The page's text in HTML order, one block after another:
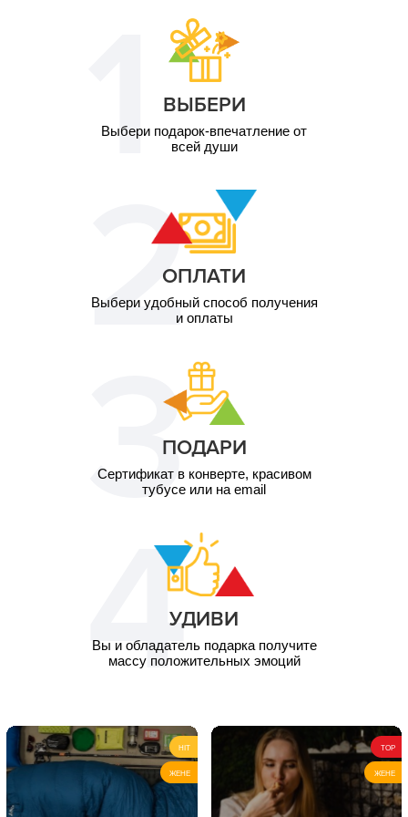
ВЫБЕРИ
Выбери подарок-впечатление от
всей души
ОПЛАТИ
Выбери удобный способ получения
и оплаты
ПОДАРИ
Сертификат в конверте, красивом
тубусе или на email
УДИВИ
Вы и обладатель подарка получите
массу положительных эмоций
HIT
ЖЕНЕ
TOP
ЖЕНЕ